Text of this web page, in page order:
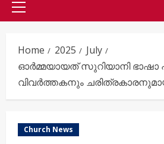
Primary
Home 2025
July
ഓർമ്മയായത് സുറിയാനി
വിവർത്തകനും
Church News